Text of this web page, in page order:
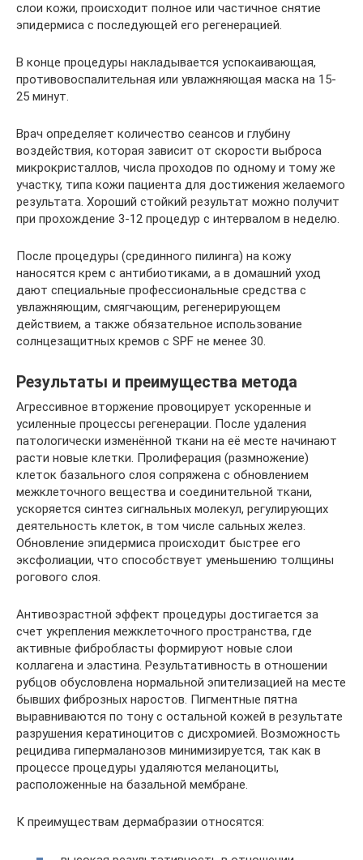
слои кожи, происходит полное или частичное снятие
эпидермиса с последующей его регенерацией.
В конце процедуры накладывается успокаивающая,
противовоспалительная или увлажняющая маска на 15-
25 минут.
Врач определяет количество сеансов и глубину
воздействия, которая зависит от скорости выброса
микрокристаллов, числа проходов по одному и тому же
участку, типа кожи пациента для достижения желаемого
результата. Хороший стойкий результат можно получит
при прохождение 3-12 процедур с интервалом в неделю.
После процедуры (срединного пилинга) на кожу
наносятся крем с антибиотиками, а в домашний уход
дают специальные профессиональные средства с
увлажняющим, смягчающим, регенерирующем
действием, а также обязательное использование
солнцезащитных кремов с SPF не менее 30.
Результаты и преимущества метода
Агрессивное вторжение провоцирует ускоренные и
усиленные процессы регенерации. После удаления
патологически изменённой ткани на её месте начинают
расти новые клетки. Пролиферация (размножение)
клеток базального слоя сопряжена с обновлением
межклеточного вещества и соединительной ткани,
ускоряется синтез сигнальных молекул, регулирующих
деятельность клеток, в том числе сальных желез.
Обновление эпидермиса происходит быстрее его
эксфолиации, что способствует уменьшению толщины
рогового слоя.
Антивозрастной эффект процедуры достигается за
счет укрепления межклеточного пространства, где
активные фибробласты формируют новые слои
коллагена и эластина. Результативность в отношении
рубцов обусловлена нормальной эпителизацией на месте
бывших фиброзных наростов. Пигментные пятна
выравниваются по тону с остальной кожей в результате
разрушения кератиноцитов с дисхромией. Возможность
рецидива гипермаланозов минимизируется, так как в
процессе процедуры удаляются меланоциты,
расположенные на базальной мембране.
К преимуществам дермабразии относятся: